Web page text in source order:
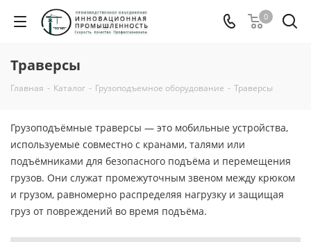
0
Траверсы
Главная - Каталог - Грузоподъемное оборудование - Траверсы
Грузоподъёмные траверсы — это мобильные устройства,
используемые совместно с кранами, талями или
подъёмниками для безопасного подъёма и перемещения
грузов. Они служат промежуточным звеном между крюком
и грузом, равномерно распределяя нагрузку и защищая
груз от повреждений во время подъёма.